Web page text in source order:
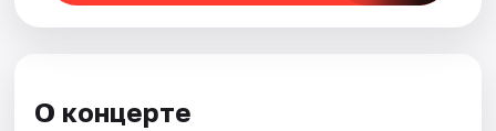
О концерте